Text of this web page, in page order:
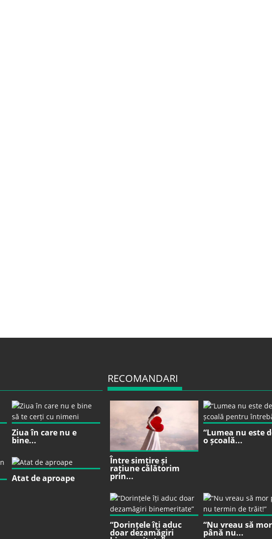
Ziua în care nu e
bine...
Atat de aproape
RECOMANDARI
Între simțire și
rațiune călătorim
prin...
“Lumea nu este
o școală...
“Dorințele îți aduc
doar dezamăgiri
“Nu vreau să mor
până nu...